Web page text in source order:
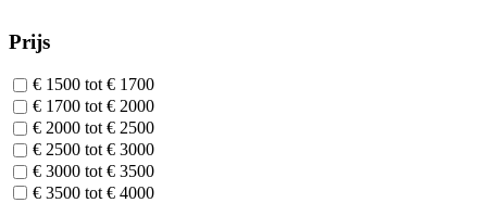
Prijs
€ 1500 tot € 1700
€ 1700 tot € 2000
€ 2000 tot € 2500
€ 2500 tot € 3000
€ 3000 tot € 3500
€ 3500 tot € 4000